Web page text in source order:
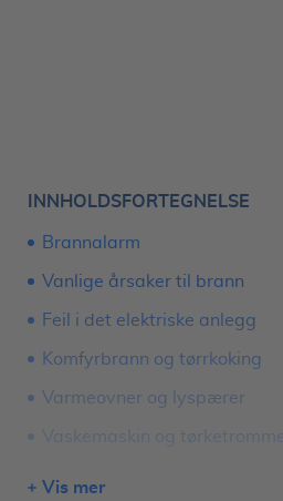
INNHOLDSFORTEGNELSE
Brannalarm
Vanlige årsaker til brann
Feil i det elektriske anlegg
Komfyrbrann og tørrkoking
Varmeovner og lyspærer
Vaskemaskin og tørketrommel
Vis mer